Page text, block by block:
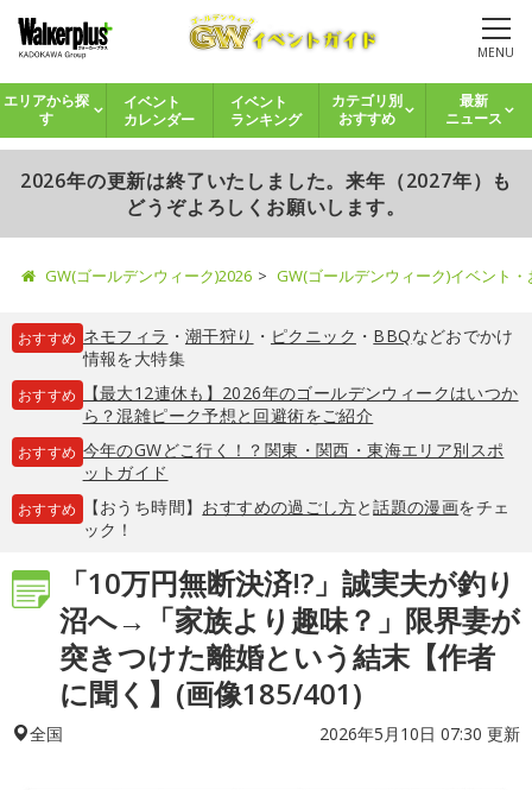
MENU
エリアから探
す
イベント
カレンダー
イベント
ランキング
カテゴリ別
おすすめ
最新
ニュース
2026年の更新は終了いたしました。来年（2027年）も
どうぞよろしくお願いします。
GW(ゴールデンウィーク)2026 GW(ゴールデンウィーク)イベント
おすすめ ネモフィラ ・ 潮干狩り ・ ピクニック ・ BBQなどおでかけ
情報を大特集
おすすめ
【最大12連休も】2026年のゴールデンウィークはいつか
ら？混雑ピーク予想と回避術をご紹介
おすすめ 今年のGWどこ行く！？関東・関西・東海エリア別スポ
ットガイド
おすすめ 【おうち時間】 おすすめの過ごし方と話題の漫画をチェ
ック！
「10万円無断決済!?」誠実夫が釣り
沼へ→「家族より趣味？」限界妻が
突きつけた離婚という結末【作者
に聞く】(画像185/401)
全国 2026年5月10日 07:30 更新